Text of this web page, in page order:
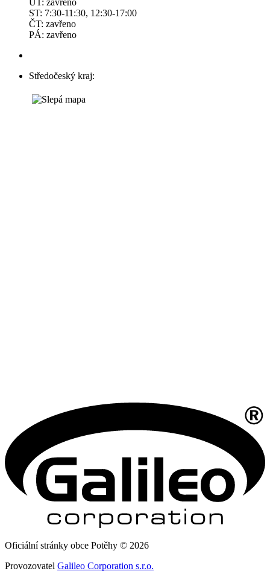
ÚT: zavřeno
ST: 7:30-11:30, 12:30-17:00
ČT: zavřeno
PÁ: zavřeno
Středočeský kraj:
Oficiální stránky obce Potěhy © 2026
Provozovatel Galileo Corporation s.r.o.